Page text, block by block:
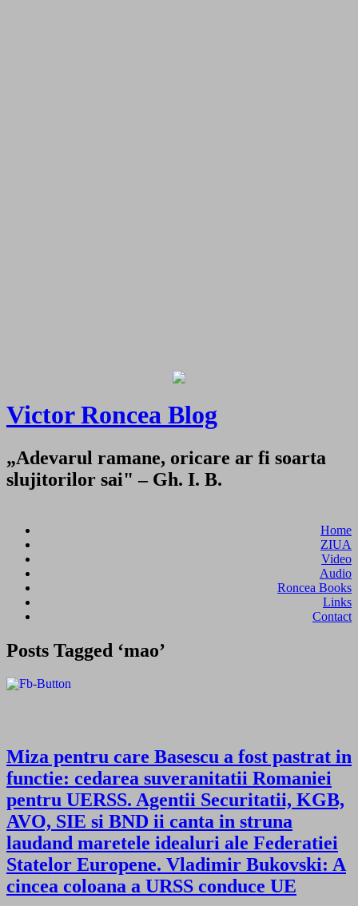
Victor Roncea Blog
„Adevarul ramane, oricare ar fi soarta
slujitorilor sai" – Gh. I. B.
Home
ZIUA
Video
Audio
Roncea Books
Links
Contact
Posts Tagged ‘mao’
Miza pentru care Basescu a fost pastrat in
functie: cedarea suveranitatii Romaniei
pentru UERSS. Agentii Securitatii, KGB,
AVO, SIE si BND ii canta in struna
laudand maretele idealuri ale Federatiei
Statelor Europene. Vladimir Bukovski: A
cincea coloana a URSS conduce UE